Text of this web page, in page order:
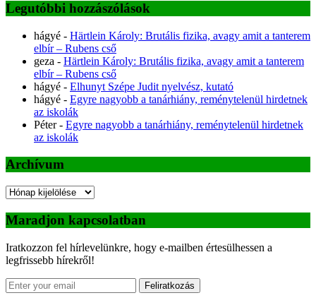
Legutóbbi hozzászólások
hágyé - Härtlein Károly: Brutális fizika, avagy amit a tanterem
elbír – Rubens cső
geza - Härtlein Károly: Brutális fizika, avagy amit a tanterem
elbír – Rubens cső
hágyé - Elhunyt Szépe Judit nyelvész, kutató
hágyé - Egyre nagyobb a tanárhiány, reménytelenül hirdetnek
az iskolák
Péter- Egyre nagyobb a tanárhiány, reménytelenül hirdetnek
az iskolák
Archívum
Archívum
Maradjon kapcsolatban
Iratkozzon fel hírlevelünkre, hogy e-mailben értesülhessen a
legfrissebb hírekről!
Feliratkozás